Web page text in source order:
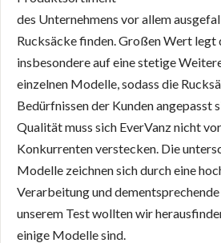
des Unternehmens vor allem
Rucksäcke finden. Großen Wert
insbesondere auf eine stetige
einzelnen Modelle, sodass die
Bedürfnissen der Kunden angepasst
Qualität muss sich EverVanz nicht
Konkurrenten verstecken. Die
Modelle zeichnen sich durch eine
Verarbeitung und
unserem Test wollten wir
einige Modelle sind.